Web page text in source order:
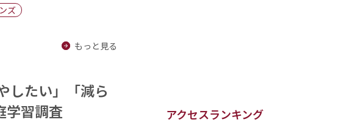
ズ
もっと見る
したい」「減ら
習調査
アクセスランキング